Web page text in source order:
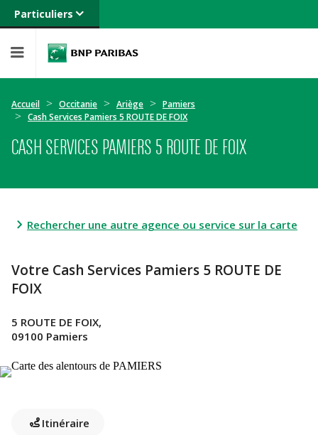
Particuliers
Banque privée
Entreprises
Accueil Occitanie Ariège
Pamiers
Cash Services Pamiers 5 ROUTE DE FOIX
CASH SERVICES PAMIERS 5 ROUTE DE FOIX
Rechercher une autre agence ou service sur la carte
Votre Cash Services Pamiers 5 ROUTE DE
FOIX
5 ROUTE DE FOIX,
09100 Pamiers
Itinéraire